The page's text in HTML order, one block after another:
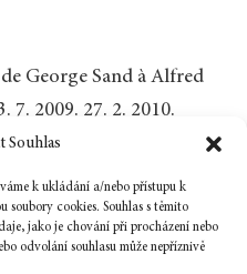
Souhlas
k ukládání a/nebo přístupu k
soubory cookies. Souhlas s těmito
jako je chování při procházení nebo
odvolání souhlasu může nepříznivě
George Sand à Alfred
7. 2009. 27. 2. 2010.
2009/07/lettre-
>.